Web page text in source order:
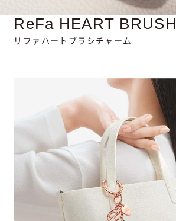
ReFa HEART BRUSH
リファハートブラシチャーム